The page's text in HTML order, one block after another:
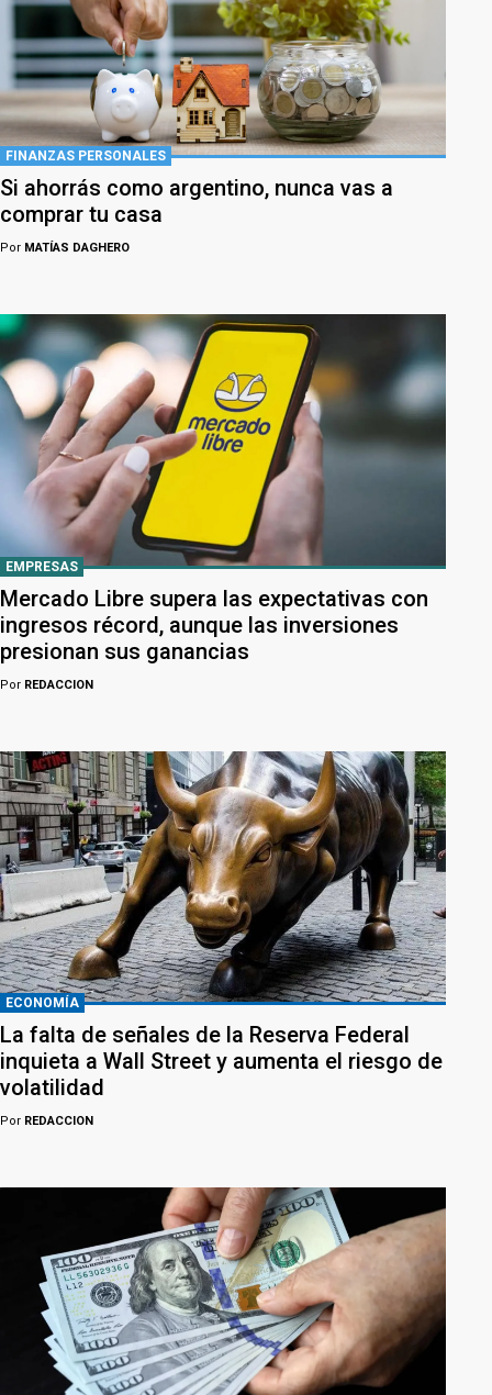
FINANZAS PERSONALES
Si ahorrás como argentino, nunca vas a
comprar tu casa
Por MATÍAS DAGHERO
EMPRESAS
Mercado Libre supera las expectativas con
ingresos récord, aunque las inversiones
presionan sus ganancias
Por REDACCION
ECONOMÍA
La falta de señales de la Reserva Federal
inquieta a Wall Street y aumenta el riesgo de
volatilidad
Por REDACCION